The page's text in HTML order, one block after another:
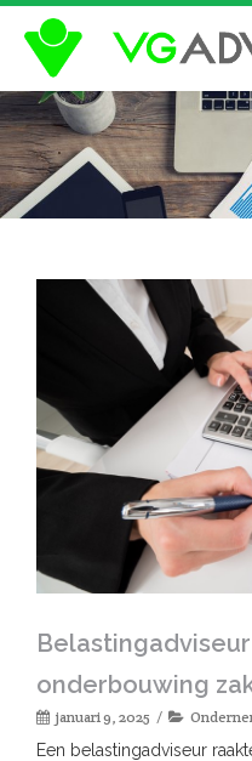
onderbouwing
januari 9, 2025
Een belastingadviseur